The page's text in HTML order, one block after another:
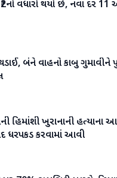
₹2નો વધારો થયો છે, નવા દર
બંને વાહનો કાબુ ગુમાવીને
હિમાંશી ખુરાનાની હત્યાના
ધરપકડ કરવામાં આવી